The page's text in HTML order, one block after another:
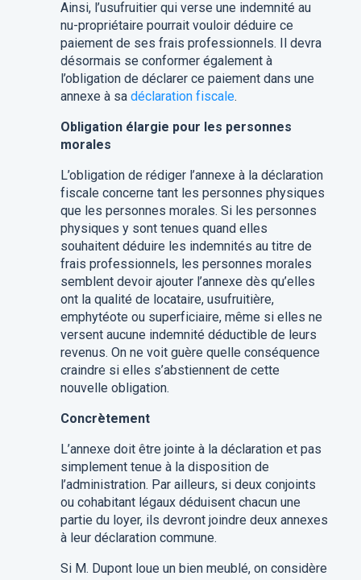
Ainsi, l’usufruitier qui verse une indemnité au
nu-propriétaire pourrait vouloir déduire ce
paiement de ses frais professionnels. Il devra
désormais se conformer également à
l’obligation de déclarer ce paiement dans une
annexe à sa déclaration fiscale.
Obligation élargie pour les personnes
morales
L’obligation de rédiger l’annexe à la déclaration
fiscale concerne tant les personnes physiques
que les personnes morales. Si les personnes
physiques y sont tenues quand elles
souhaitent déduire les indemnités au titre de
frais professionnels, les personnes morales
semblent devoir ajouter l’annexe dès qu’elles
ont la qualité de locataire, usufruitière,
emphytéote ou superficiaire, même si elles ne
versent aucune indemnité déductible de leurs
revenus. On ne voit guère quelle conséquence
craindre si elles s’abstiennent de cette
nouvelle obligation.
Concrètement
L’annexe doit être jointe à la déclaration et pas
simplement tenue à la disposition de
l’administration. Par ailleurs, si deux conjoints
ou cohabitant légaux déduisent chacun une
partie du loyer, ils devront joindre deux annexes
à leur déclaration commune.
Si M. Dupont loue un bien meublé, on considère